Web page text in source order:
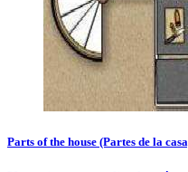
Parts of the house (Partes de la